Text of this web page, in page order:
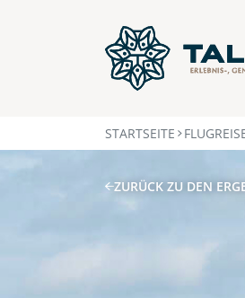
STARTSEITE
ZURÜCK ZU DEN